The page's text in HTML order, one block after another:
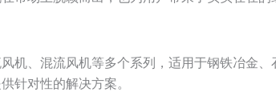
机、混流风机等多个系列，适用于钢铁冶金
针对性的解决方案。